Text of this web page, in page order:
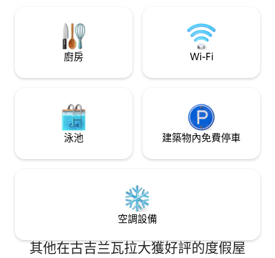
廚房 Wi-Fi
泳池 建築物內免費停車
空調設備
其他在古吉兰瓦拉大獲好評的度假屋